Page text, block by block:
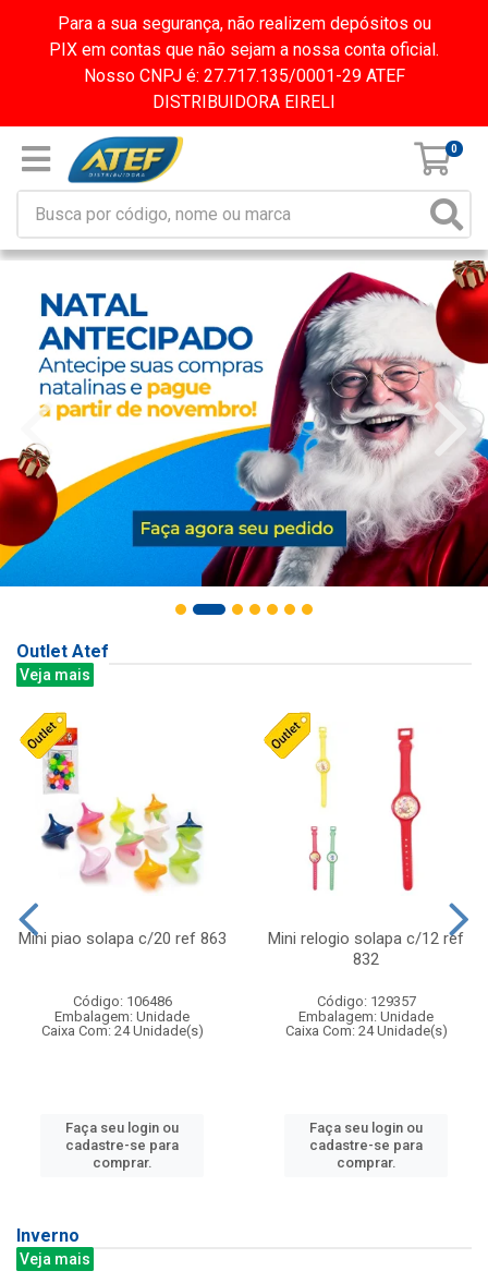
Para a sua segurança, não realizem depósitos ou
PIX em contas que não sejam a nossa conta oficial.
Nosso CNPJ é: 27.717.135/0001-29 ATEF
DISTRIBUIDORA EIRELI
0
Outlet Atef
Veja mais
Mini piao solapa c/20 ref 863
Código: 106486
Embalagem: Unidade
Caixa Com: 24 Unidade(s)
Faça seu login ou
cadastre-se para
comprar.
Mini relogio solapa c/12 ref
832
Código: 129357
Embalagem: Unidade
Caixa Com: 24 Unidade(s)
Faça seu login ou
cadastre-se para
comprar.
Inverno
Veja mais